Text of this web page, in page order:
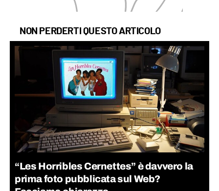
NON PERDERTI QUESTO ARTICOLO
“Les Horribles Cernettes” è davvero la
prima foto pubblicata sul Web?